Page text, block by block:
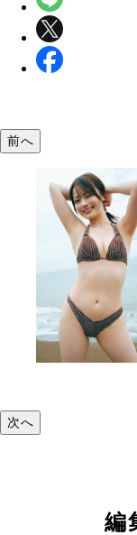
前へ
次へ
編